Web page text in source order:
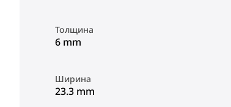
Толщина
6 mm
Ширина
23.3 mm